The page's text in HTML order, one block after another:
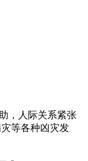
，人际关系紧张
等各种凶灾发